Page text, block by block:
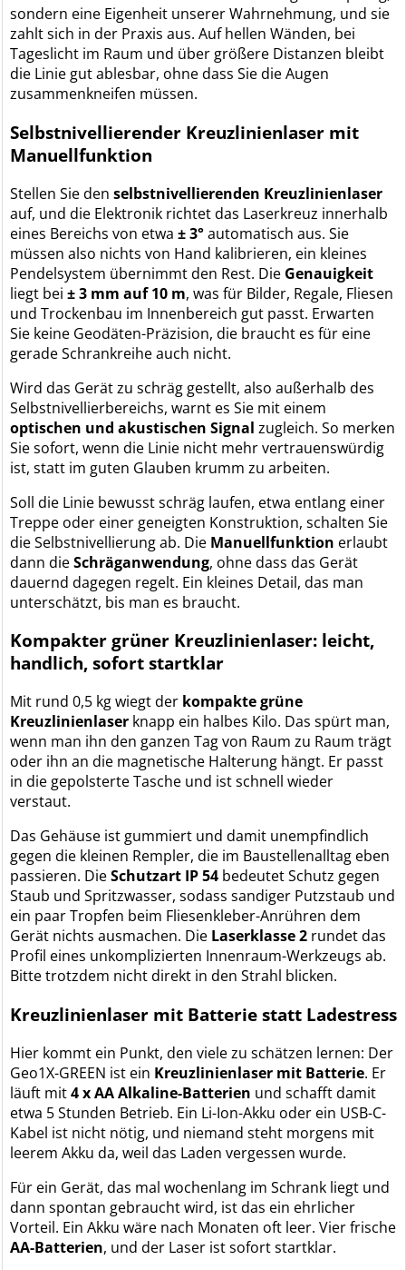
sondern eine Eigenheit unserer Wahrnehmung, und sie
zahlt sich in der Praxis aus. Auf hellen Wänden, bei
Tageslicht im Raum und über größere Distanzen bleibt
die Linie gut ablesbar, ohne dass Sie die Augen
zusammenkneifen müssen.
Selbstnivellierender Kreuzlinienlaser mit
Manuellfunktion
Stellen Sie denselbstnivellierenden Kreuzlinienlaser
auf, und die Elektronik richtet das Laserkreuz innerhalb
eines Bereichs von etwa± 3°automatisch aus. Sie
müssen also nichts von Hand kalibrieren, ein kleines
Pendelsystem übernimmt den Rest. Die Genauigkeit
liegt bei± 3 mm auf 10 m, was für Bilder, Regale, Fliesen
und Trockenbau im Innenbereich gut passt. Erwarten
Sie keine Geodäten-Präzision, die braucht es für eine
gerade Schrankreihe auch nicht.
Wird das Gerät zu schräg gestellt, also außerhalb des
Selbstnivellierbereichs, warnt es Sie mit einem
optischen und akustischen Signal zugleich. So merken
Sie sofort, wenn die Linie nicht mehr vertrauenswürdig
ist, statt im guten Glauben krumm zu arbeiten.
Soll die Linie bewusst schräg laufen, etwa entlang einer
Treppe oder einer geneigten Konstruktion, schalten Sie
die Selbstnivellierung ab. Die Manuellfunktion erlaubt
dann dieSchräganwendung, ohne dass das Gerät
dauernd dagegen regelt. Ein kleines Detail, das man
unterschätzt, bis man es braucht.
Kompakter grüner Kreuzlinienlaser: leicht,
handlich, sofort startklar
Mit rund 0,5 kg wiegt der kompakte grüne
Kreuzlinienlaser knapp ein halbes Kilo. Das spürt man,
wenn man ihn den ganzen Tag von Raum zu Raum trägt
oder ihn an die magnetische Halterung hängt. Er passt
in die gepolsterte Tasche und ist schnell wieder
verstaut.
Das Gehäuse ist gummiert und damit unempfindlich
gegen die kleinen Rempler, die im Baustellenalltag eben
passieren. DieSchutzart IP 54 bedeutet Schutz gegen
Staub und Spritzwasser, sodass sandiger Putzstaub und
ein paar Tropfen beim Fliesenkleber-Anrühren dem
Gerät nichts ausmachen. Die Laserklasse 2 rundet das
Profil eines unkomplizierten Innenraum-Werkzeugs ab.
Bitte trotzdem nicht direkt in den Strahl blicken.
Kreuzlinienlaser mit Batterie statt Ladestress
Hier kommt ein Punkt, den viele zu schätzen lernen: Der
Geo1X-GREEN ist ein Kreuzlinienlaser mit Batterie. Er
läuft mit4 x AA Alkaline-Batterien und schafft damit
etwa 5 Stunden Betrieb. Ein Li-Ion-Akku oder ein USB-C-
Kabel ist nicht nötig, und niemand steht morgens mit
leerem Akku da, weil das Laden vergessen wurde.
Für ein Gerät, das mal wochenlang im Schrank liegt und
dann spontan gebraucht wird, ist das ein ehrlicher
Vorteil. Ein Akku wäre nach Monaten oft leer. Vier frische
AA-Batterien, und der Laser ist sofort startklar.